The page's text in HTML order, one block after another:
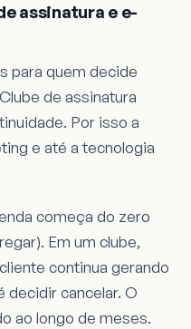
assinatura e e-
para quem decide
de assinatura
Por isso a
e até a tecnologia
começa do zero
Em um clube,
continua gerando
cancelar. O
ao longo de meses.